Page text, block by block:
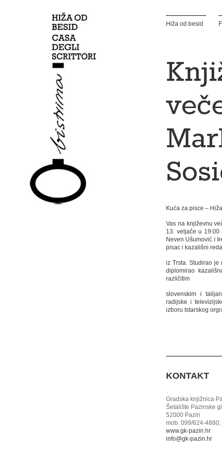
Hiža od besid
Kuća za pisce –
Vas na književnu
13. veljače u 19:00
Neven Ušumović i
pisac i kazališni
iz Trsta. Studirao je
diplomirao
različitim
slovenskim i
radijske i
izboru Istarskog
KONTAKT
Gradska knjižnica
Šetalište Pazinske
52000 Pazin
mob. 099/624-
www.gk-pazin.hr
info@gk-pazin.hr